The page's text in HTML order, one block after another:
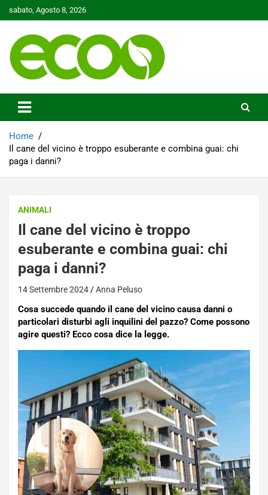
to
sabato, Agosto 8, 2026
Ecoo.it
Home
Il cane del vicino è troppo esuberante e combina guai: chi
paga i danni?
ANIMALI
Il cane del vicino è troppo
esuberante e combina guai: chi
paga i danni?
14 Settembre 2024 Anna Peluso
Cosa succede quando il cane del vicino causa danni o
particolari disturbi agli inquilini del pazzo? Come possono
agire questi? Ecco cosa dice la legge.